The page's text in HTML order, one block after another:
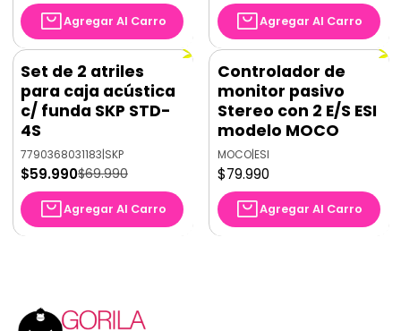
Agregar Al Carro Agregar Al Carro
-14%OFF
Set de 2 atriles
para caja acústica
c/ funda SKP STD-
4S
7790368031183|SKP
$59.990$69.990
Agregar Al Carro
Nuevo
Controlador de
monitor pasivo
Stereo con 2 E/S ESI
modelo MOCO
MOCO|ESI
$79.990
Agregar Al Carro